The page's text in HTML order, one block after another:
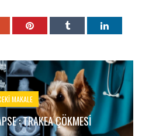
MAKALE
: TRAKEA ÇÖKMESI